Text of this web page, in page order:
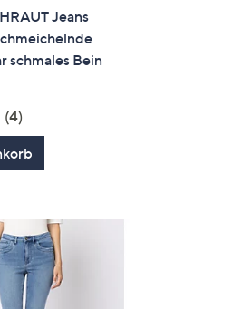
Jeans
schmales Bein
2.8
von
5
(4)
Bewertungen